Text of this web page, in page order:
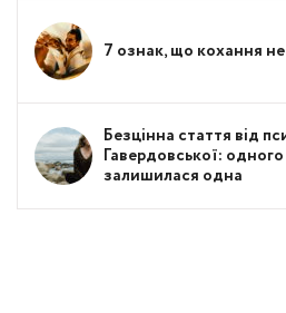
7 ознак, що кохання
Безцінна стаття від
Гавердовської:
залишилася одна